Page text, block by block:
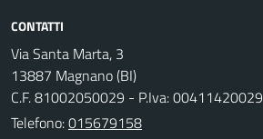
CONTATTI
Via Santa Marta, 3
13887 Magnano (BI)
C.F. 81002050029 - P.Iva: 00411420029
Telefono:015679158